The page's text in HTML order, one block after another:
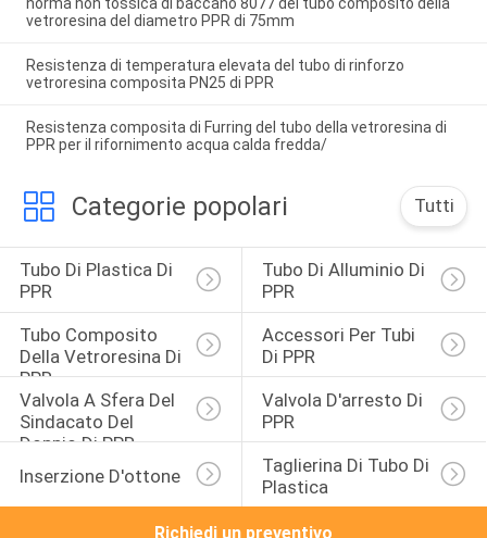
norma non tossica di baccano 8077 del tubo composito della
vetroresina del diametro PPR di 75mm
Resistenza di temperatura elevata del tubo di rinforzo
vetroresina composita PN25 di PPR
Resistenza composita di Furring del tubo della vetroresina di
PPR per il rifornimento acqua calda fredda/
Categorie popolari Tutti
Tubo Di Plastica Di
PPR
Tubo Di Alluminio Di
PPR
Tubo Composito
Della Vetroresina Di
PPR
Accessori Per Tubi
Di PPR
Valvola A Sfera Del
Sindacato Del
Doppio Di PPR
Valvola D'arresto Di
PPR
Inserzione D'ottone
Taglierina Di Tubo Di
Plastica
Richiedi un preventivo